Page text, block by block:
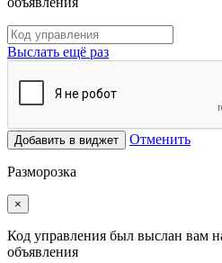
Выслать ещё раз
Добавить в виджет Отменить
Разморозка
×
Код управления был выслан вам
объявления